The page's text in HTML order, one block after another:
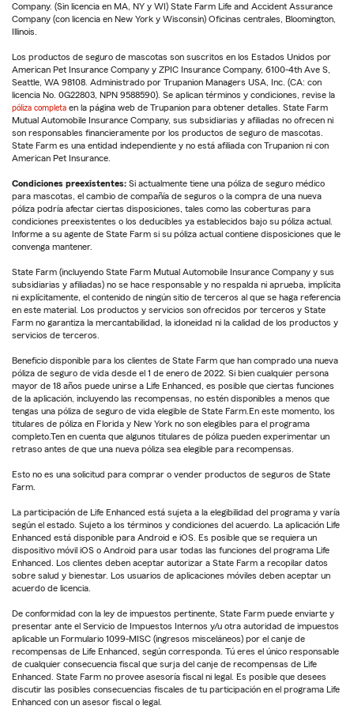
Company. (Sin licencia en MA, NY y WI) State Farm Life and Accident Assurance
Company (con licencia en New York y Wisconsin) Oficinas centrales, Bloomington,
Illinois.
Los productos de seguro de mascotas son suscritos en los Estados Unidos por
American Pet Insurance Company y ZPIC Insurance Company, 6100-4th Ave S,
Seattle, WA 98108. Administrado por Trupanion Managers USA, Inc. (CA: con
licencia No. 0G22803, NPN 9588590). Se aplican términos y condiciones, revise la
póliza completa en la página web de Trupanion para obtener detalles. State Farm
Mutual Automobile Insurance Company, sus subsidiarias y afiliadas no ofrecen ni
son responsables financieramente por los productos de seguro de mascotas.
State Farm es una entidad independiente y no está afiliada con Trupanion ni con
American Pet Insurance.
Condiciones preexistentes: Si actualmente tiene una póliza de seguro médico
para mascotas, el cambio de compañía de seguros o la compra de una nueva
póliza podría afectar ciertas disposiciones, tales como las coberturas para
condiciones preexistentes o los deducibles ya establecidos bajo su póliza actual.
Informe a su agente de State Farm si su póliza actual contiene disposiciones que le
convenga mantener.
State Farm (incluyendo State Farm Mutual Automobile Insurance Company y sus
subsidiarias y afiliadas) no se hace responsable y no respalda ni aprueba, implícita
ni explícitamente, el contenido de ningún sitio de terceros al que se haga referencia
en este material. Los productos y servicios son ofrecidos por terceros y State
Farm no garantiza la mercantabilidad, la idoneidad ni la calidad de los productos y
servicios de terceros.
Beneficio disponible para los clientes de State Farm que han comprado una nueva
póliza de seguro de vida desde el 1 de enero de 2022. Si bien cualquier persona
mayor de 18 años puede unirse a Life Enhanced, es posible que ciertas funciones
de la aplicación, incluyendo las recompensas, no estén disponibles a menos que
tengas una póliza de seguro de vida elegible de State Farm.En este momento, los
titulares de póliza en Florida y New York no son elegibles para el programa
completo.Ten en cuenta que algunos titulares de póliza pueden experimentar un
retraso antes de que una nueva póliza sea elegible para recompensas.
Esto no es una solicitud para comprar o vender productos de seguros de State
Farm.
La participación de Life Enhanced está sujeta a la elegibilidad del programa y varía
según el estado. Sujeto a los términos y condiciones del acuerdo. La aplicación Life
Enhanced está disponible para Android e iOS. Es posible que se requiera un
dispositivo móvil iOS o Android para usar todas las funciones del programa Life
Enhanced. Los clientes deben aceptar autorizar a State Farm a recopilar datos
sobre salud y bienestar. Los usuarios de aplicaciones móviles deben aceptar un
acuerdo de licencia.
De conformidad con la ley de impuestos pertinente, State Farm puede enviarte y
presentar ante el Servicio de Impuestos Internos y/u otra autoridad de impuestos
aplicable un Formulario 1099-MISC (ingresos misceláneos) por el canje de
recompensas de Life Enhanced, según corresponda. Tú eres el único responsable
de cualquier consecuencia fiscal que surja del canje de recompensas de Life
Enhanced. State Farm no provee asesoría fiscal ni legal. Es posible que desees
discutir las posibles consecuencias fiscales de tu participación en el programa Life
Enhanced con un asesor fiscal o legal.